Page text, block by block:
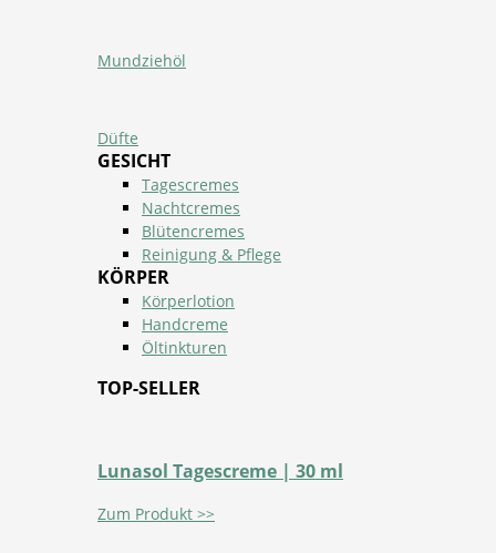
Mundziehöl
Düfte
GESICHT
Tagescremes
Nachtcremes
Blütencremes
Reinigung & Pflege
KÖRPER
Körperlotion
Handcreme
Öltinkturen
TOP-SELLER
Lunasol Tagescreme | 30 ml
Zum Produkt >>